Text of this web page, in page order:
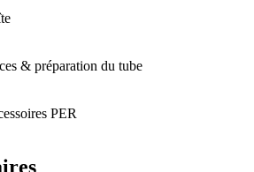
& préparation du tube
PER